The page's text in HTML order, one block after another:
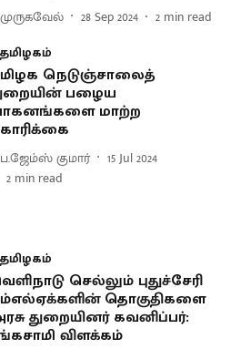
28 Sep 2024 2 min read
தமிழகம்
நெடுஞ்சாலைத்
பழைய
மாற்ற
குமார்
15 Jul 2024
2 min read
தமிழகம்
செல்லும் புதுச்சேரி
தொகுதிகளை
துறையினர் கவனிப்பர்:
விளக்கம்